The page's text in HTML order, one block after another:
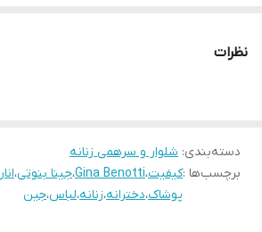
دور ران: 50
اندازه فاق: 26
نظرات
دسته‌بندی: شلوار و سرهمی زنانه
برچسب‌ها :کیفیت،Gina Benotti،جینا بنوتی،انار
پوشاک،دخترانه،زنانه،لباس،جین